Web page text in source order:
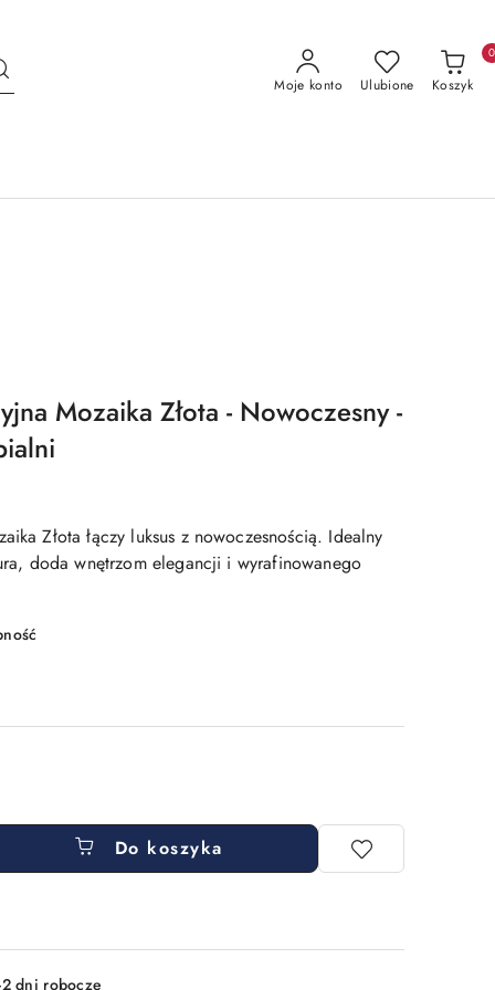
Moje konto Ulubione Koszyk
0
Mozaika Złota - Nowoczesny -
Złota łączy luksus z nowoczesnością. Idealny
doda wnętrzom elegancji i wyrafinowanego
Do koszyka
2 dni robocze